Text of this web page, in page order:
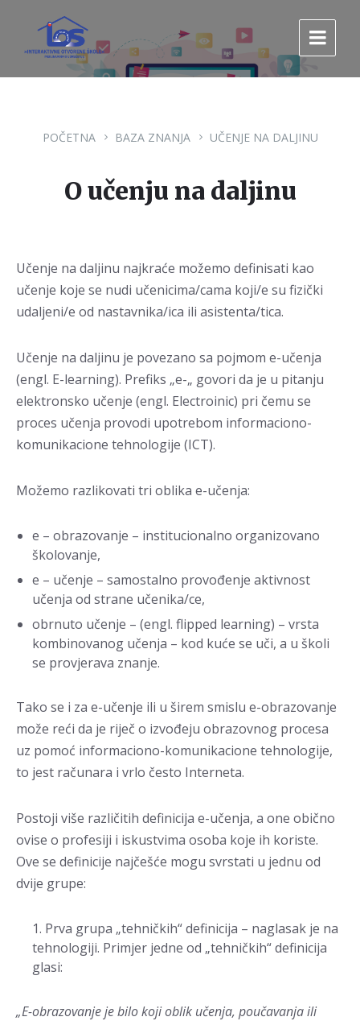
sadržaj
glavnu
navigaciju.
POČETNA BAZA ZNANJA UČENJE NA DALJINU
O učenju na daljinu
Učenje na daljinu najkraće možemo definisati kao
učenje koje se nudi učenicima/cama koji/e su fizički
udaljeni/e od nastavnika/ica ili asistenta/tica.
Učenje na daljinu je povezano sa pojmom e-učenja
(engl. E-learning). Prefiks „e-„ govori da je u pitanju
elektronsko učenje (engl. Electroinic) pri čemu se
proces učenja provodi upotrebom informaciono-
komunikacione tehnologije (ICT).
Možemo razlikovati tri oblika e-učenja:
e – obrazovanje – institucionalno organizovano
školovanje,
e – učenje – samostalno provođenje aktivnost
učenja od strane učenika/ce,
obrnuto učenje – (engl. flipped learning) – vrsta
kombinovanog učenja – kod kuće se uči, a u školi
se provjerava znanje.
Tako se i za e-učenje ili u širem smislu e-obrazovanje
može reći da je riječ o izvođeju obrazovnog procesa
uz pomoć informaciono-komunikacione tehnologije,
to jest računara i vrlo često Interneta.
Postoji više različitih definicija e-učenja, a one obično
ovise o profesiji i iskustvima osoba koje ih koriste.
Ove se definicije najčešće mogu svrstati u jednu od
dvije grupe:
Prva grupa „tehničkih“ definicija – naglasak je na
tehnologiji. Primjer jedne od „tehničkih“ definicija
glasi:
„E-obrazovanje je bilo koji oblik učenja, poučavanja ili